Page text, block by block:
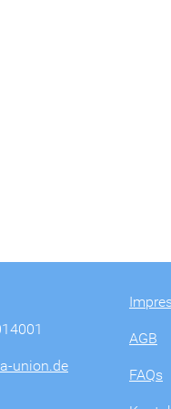
union.de
AGB
FAQs